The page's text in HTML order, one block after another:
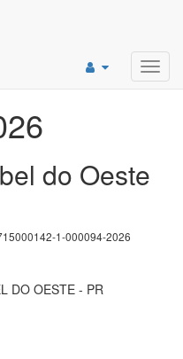
do Oeste
1-000094-2026
DO OESTE - PR